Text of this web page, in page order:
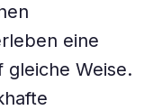
eine
gleiche Weise.